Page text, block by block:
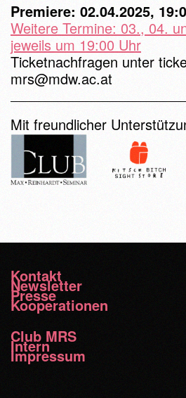
Premiere: 02.04.2025,
Weitere Termine: 03., 04.
jeweils um 19:00 Uhr
Ticketnachfragen unter
mrs@mdw.ac.at
Mit freundlicher
Kontakt
Newsletter
Presse
Kooperationen
Club MRS
Intern
Impressum